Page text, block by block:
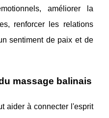
améliorer la
renforcer les relations
sentiment de paix et de
massage balinais
aider à connecter l'esprit